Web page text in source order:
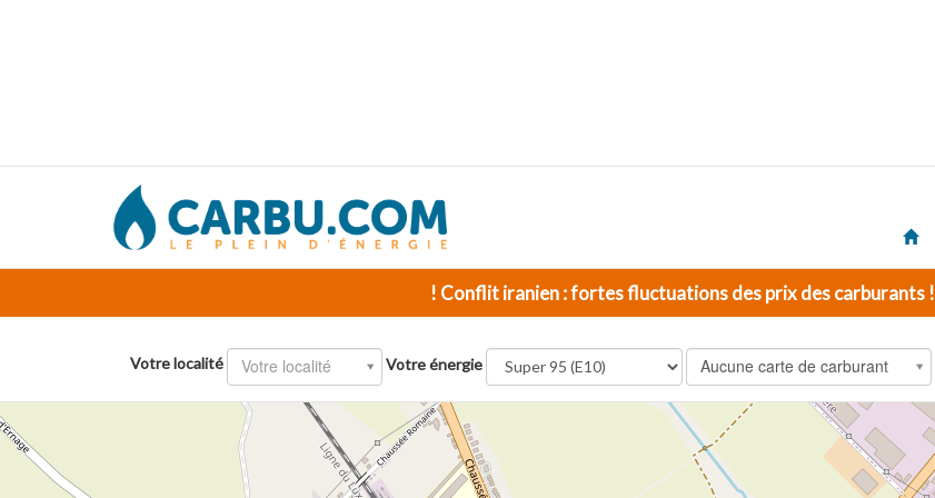
! Conflit iranien : fortes fluctuations des prix des carburants !
Votre localité Votre localité Votre énergie Aucune carte de carburant